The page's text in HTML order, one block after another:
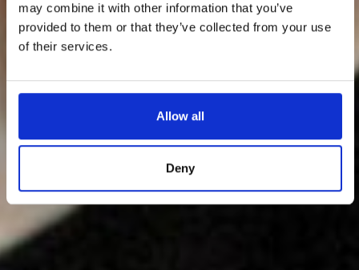
may combine it with other information that you’ve
provided to them or that they’ve collected from your use
of their services.
Allow all
Deny